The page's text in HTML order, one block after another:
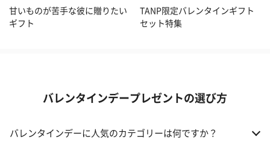
甘いものが苦手な彼に贈りたい
ギフト
TANP限定バレンタインギフト
セット特集
バレンタインデープレゼントの選び方
バレンタインデーに人気のカテゴリーは何ですか？